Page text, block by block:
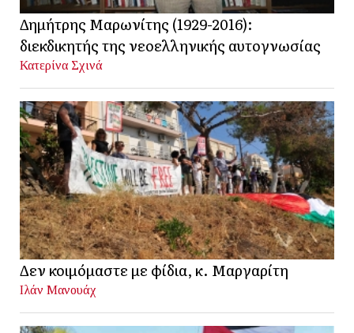
Δημήτρης Μαρωνίτης (1929-2016):
διεκδικητής της νεοελληνικής αυτογνωσίας
Κατερίνα Σχινά
Δεν κοιμόμαστε με φίδια, κ. Μαργαρίτη
Ιλάν Μανουάχ